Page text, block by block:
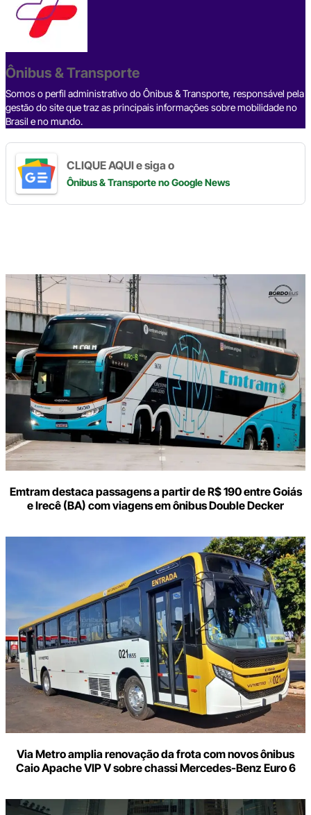
e
b
o
o
k
s
Ônibus & Transporte
Somos o perfil administrativo do Ônibus & Transporte, responsável pela
gestão do site que traz as principais informações sobre mobilidade no
Brasil e no mundo.
CLIQUE AQUI e siga o
Ônibus & Transporteno Google News
Emtram destaca passagens a partir de R$ 190 entre Goiás
e Irecê (BA) com viagens em ônibus Double Decker
Via Metro amplia renovação da frota com novos ônibus
Caio Apache VIP V sobre chassi Mercedes-Benz Euro 6
Digite
aqui
o
seu
e-
mail